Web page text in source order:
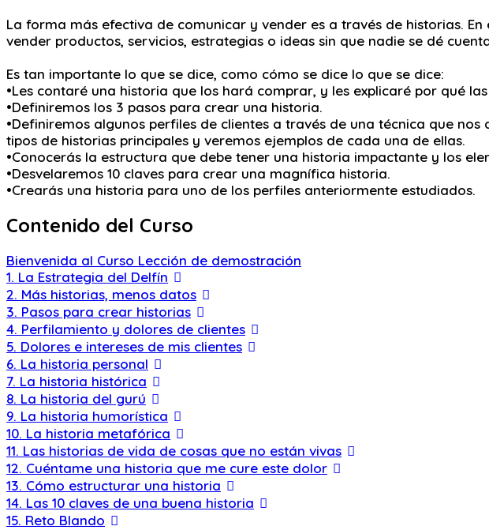
La forma más efectiva de comunicar y vender es a través de historias.
vender productos, servicios, estrategias o ideas sin que nadie se dé
Es tan importante lo que se dice, como cómo se dice lo que se dice:
•Les contaré una historia que los hará comprar, y les explicaré por qué
•Definiremos los 3 pasos para crear una historia.
•Definiremos algunos perfiles de clientes a través de una técnica que
tipos de historias principales y veremos ejemplos de cada una de ellas.
•Conocerás la estructura que debe tener una historia impactante y los
•Desvelaremos 10 claves para crear una magnífica historia.
•Crearás una historia para uno de los perfiles anteriormente estudiados.
Contenido del Curso
Bienvenida al Curso Lección de demostración
1. La Estrategia del Delfín
2. Más historias, menos datos
3. Pasos para crear historias
4. Perfilamiento y dolores de clientes
5. Dolores e intereses de mis clientes
6. La historia personal
7. La historia histórica
8. La historia del gurú
9. La historia humorística
10. La historia metafórica
11. Las historias de vida de cosas que no están vivas
12. Cuéntame una historia que me cure este dolor
13. Cómo estructurar una historia
14. Las 10 claves de una buena historia
15. Reto Blando